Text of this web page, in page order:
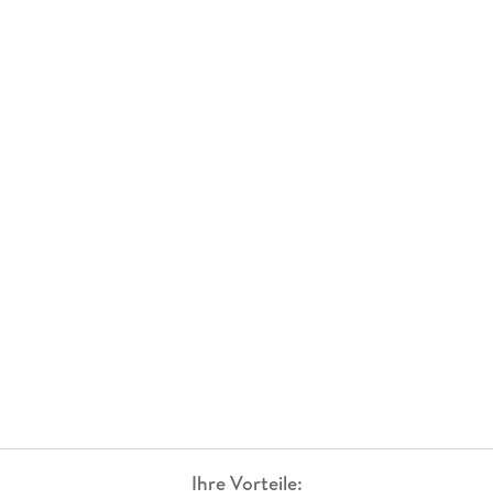
Ihre Vorteile: